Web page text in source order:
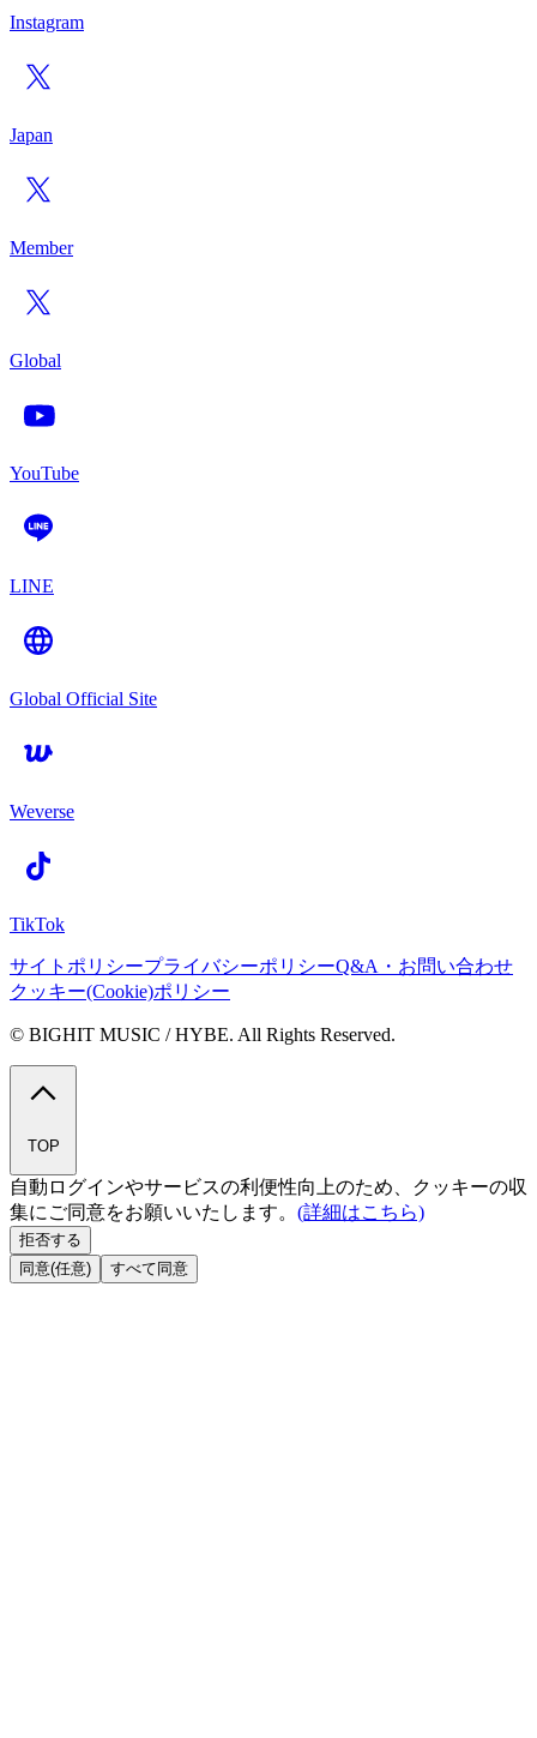
Instagram
Japan
Member
Global
YouTube
LINE
Global Official Site
Weverse
TikTok
サイトポリシープライバシーポリシーQ&A・お問い合わせ
クッキー(Cookie)ポリシー
© BIGHIT MUSIC / HYBE. All Rights Reserved.
TOP
自動ログインやサービスの利便性向上のため、クッキーの収
集にご同意をお願いいたします。 (詳細はこちら)
拒否する
同意(任意)
すべて同意